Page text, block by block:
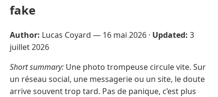
fake
Author: Lucas Coyard — 16 mai 2026 · Updated: 3
juillet 2026
Short summary: Une photo trompeuse circule vite. Sur
un réseau social, une messagerie ou un site, le doute
arrive souvent trop tard. Pas de panique, c’est plus